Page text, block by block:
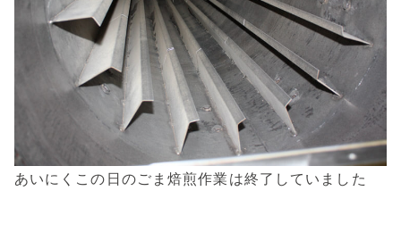
あいにくこの日のごま焙煎作業は終了していました